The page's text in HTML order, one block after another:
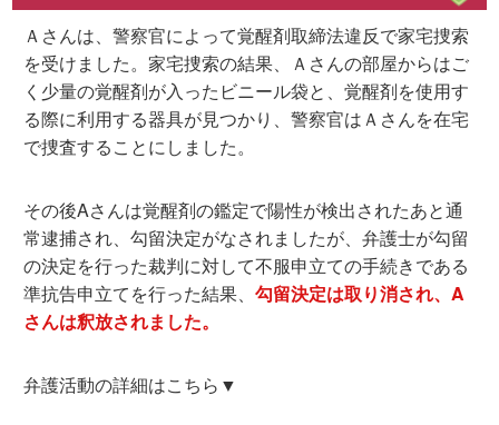
Ａさんは、警察官によって覚醒剤取締法違反で家宅捜索
を受けました。家宅捜索の結果、Ａさんの部屋からはご
く少量の覚醒剤が入ったビニール袋と、覚醒剤を使用す
る際に利用する器具が見つかり、警察官はＡさんを在宅
で捜査することにしました。
その後Aさんは覚醒剤の鑑定で陽性が検出されたあと通
常逮捕され、勾留決定がなされましたが、弁護士が勾留
の決定を行った裁判に対して不服申立ての手続きである
準抗告申立てを行った結果、勾留決定は取り消され、A
さんは釈放されました。
弁護活動の詳細はこちら▼